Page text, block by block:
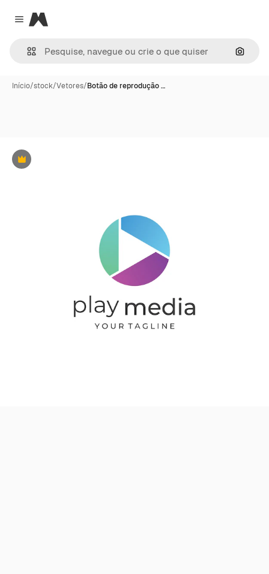
Close menu
Magnific
Início/stock/Vetores/Botão de reprodução …
Premium